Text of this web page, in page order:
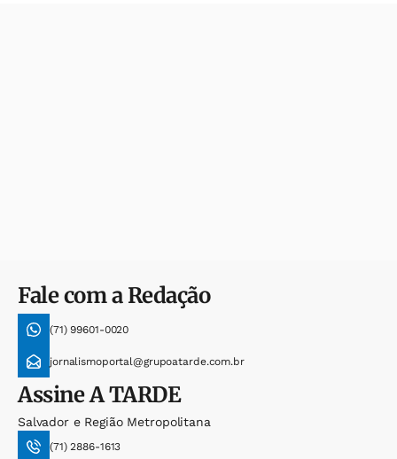
Fale com a Redação
(71) 99601-0020
jornalismoportal@grupoatarde.com.br
AssineA TARDE
Salvador e Região Metropolitana
(71) 2886-1613